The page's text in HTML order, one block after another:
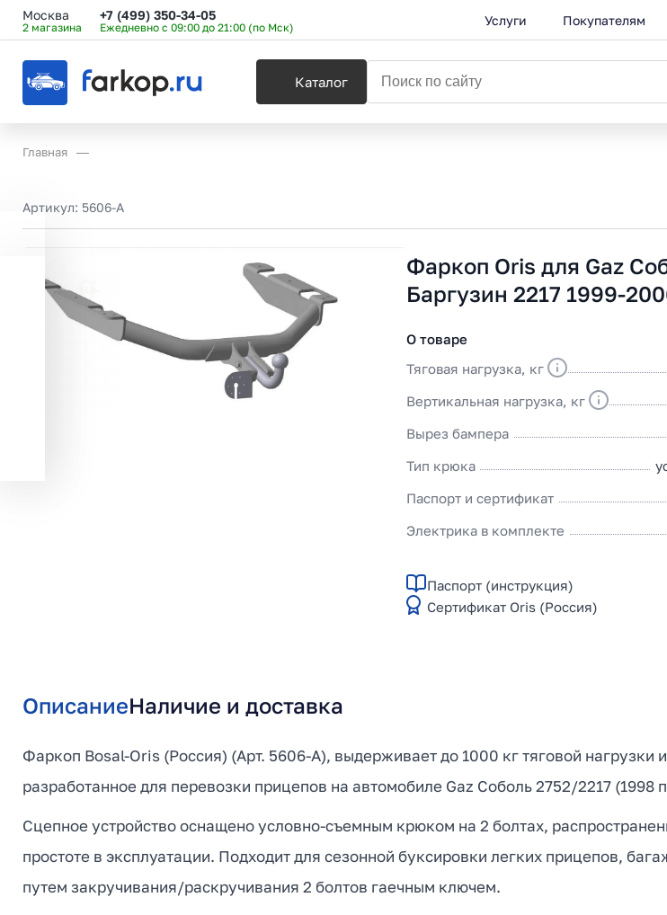
Москва
2 магазина
+7 (499) 350-34-05
Ежедневно с 09:00 до 21:00 (по Мск) Услуги Покупателям
Каталог
Главная
Артикул: 5606-A
Фаркоп Oris для Gaz
Баргузин 2217 1999-
О товаре
Тяговая нагрузка, кг
Вертикальная нагрузка, кг
Вырез бампера
Тип крюка
Паспорт и сертификат
Электрика в комплекте
Паспорт (инструкция)
Сертификат Oris (Россия)
ОписаниеНаличие и доставка
Фаркоп Bosal-Oris (Россия) (Арт. 5606-A), выдерживает до 1000 кг тяговой нагрузки
разработанное для перевозки прицепов на автомобиле Gaz Соболь 2752/2217 (1998
Сцепное устройство оснащено условно-съемным крюком на 2 болтах,
простоте в эксплуатации. Подходит для сезонной буксировки легких прицепов,
путем закручивания/раскручивания 2 болтов гаечным ключем.